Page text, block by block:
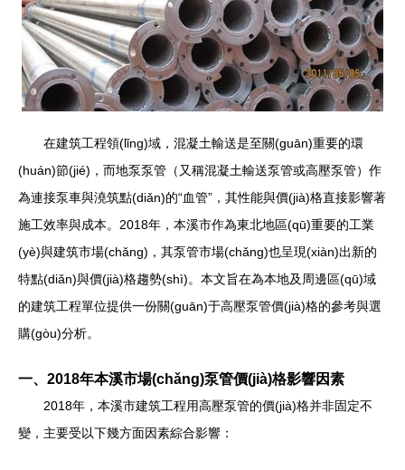
在建筑工程領(lǐng)域，混凝土輸送是至關(guān)重要的環
(huán)節(jié)，而地泵泵管（又稱混凝土輸送泵管或高壓泵管）作
為連接泵車與澆筑點(diǎn)的“血管”，其性能與價(jià)格直接影響著
施工效率與成本。2018年，本溪市作為東北地區(qū)重要的工業
(yè)與建筑市場(chǎng)，其泵管市場(chǎng)也呈現(xiàn)出新的
特點(diǎn)與價(jià)格趨勢(shì)。本文旨在為本地及周邊區(qū)域
的建筑工程單位提供一份關(guān)于高壓泵管價(jià)格的參考與選
購(gòu)分析。
一、2018年本溪市場(chǎng)泵管價(jià)格影響因素
2018年，本溪市建筑工程用高壓泵管的價(jià)格并非固定不
變，主要受以下幾方面因素綜合影響：